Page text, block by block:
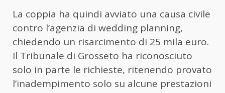
La coppia ha quindi avviato una causa civile
contro l’agenzia di wedding planning,
chiedendo un risarcimento di 25 mila euro.
Il Tribunale di Grosseto ha riconosciuto
solo in parte le richieste, ritenendo provato
l’inadempimento solo su alcune prestazioni